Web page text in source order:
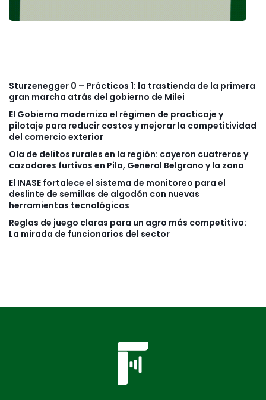
Sturzenegger 0 – Prácticos 1: la trastienda de la primera
gran marcha atrás del gobierno de Milei
El Gobierno moderniza el régimen de practicaje y
pilotaje para reducir costos y mejorar la competitividad
del comercio exterior
Ola de delitos rurales en la región: cayeron cuatreros y
cazadores furtivos en Pila, General Belgrano y la zona
El INASE fortalece el sistema de monitoreo para el
deslinte de semillas de algodón con nuevas
herramientas tecnológicas
Reglas de juego claras para un agro más competitivo:
La mirada de funcionarios del sector